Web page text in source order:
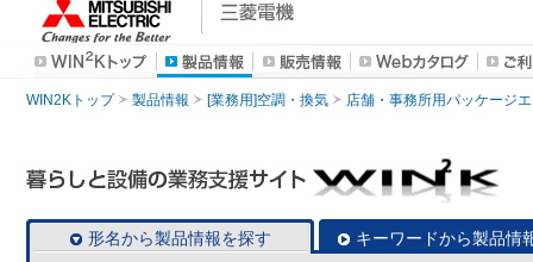
WIN2Kトップ 製品情報 [業務用]空調・換気 店舗・事務所用パッケージ
形名から製品情報を探す キーワードから製品情